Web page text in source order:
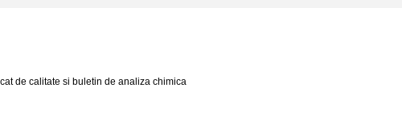
de calitate si buletin de analiza chimica